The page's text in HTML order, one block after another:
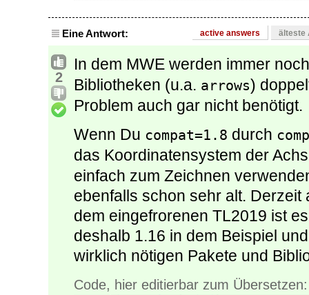
Eine Antwort: active answers älteste
2
In dem MWE werden immer
Bibliotheken (u.a. arrows)
Problem auch gar nicht benötigt.
Wenn Du compat=1.8 durch
das Koordinatensystem der
einfach zum Zeichnen
ebenfalls schon sehr alt.
dem eingefrorenen TL2019 ist
deshalb 1.16 in dem Beispiel
wirklich nötigen Pakete und
Code, hier editierbar zum Übersetzen: